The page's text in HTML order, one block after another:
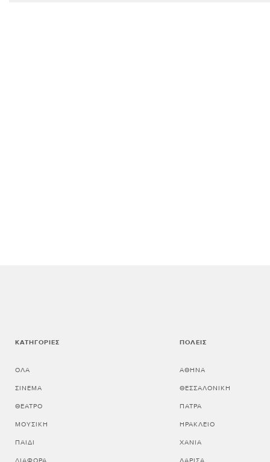
ΚΑΤΗΓΟΡΊΕΣ
ΌΛΑ
ΣΙΝΕΜΆ
ΘΈΑΤΡΟ
ΜΟΥΣΙΚΉ
ΠΑΙΔΊ
ΔΙΆΦΟΡΑ
ΠΌΛΕΙΣ
ΑΘΗΝΑ
ΘΕΣΣΑΛΟΝΙΚΗ
ΠΑΤΡΑ
ΗΡΑΚΛΕΙΟ
ΧΑΝΙΑ
ΛΑΡΙΣΑ